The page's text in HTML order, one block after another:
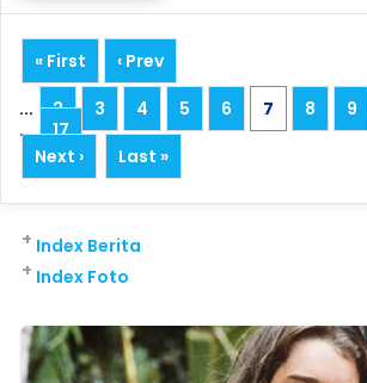
« First
‹ Prev
...
2 3 4 5 6 7 8 9
...
17
Next ›
Last »
Index Berita
+
Index Foto
+